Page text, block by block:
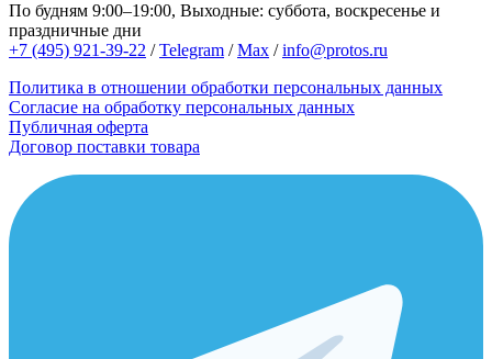
По будням 9:00–19:00, Выходные: суббота, воскресенье и
праздничные дни
+7 (495) 921-39-22 /Telegram /Max /info@protos.ru
Политика в отношении обработки персональных данных
Согласие на обработку персональных данных
Публичная оферта
Договор поставки товара